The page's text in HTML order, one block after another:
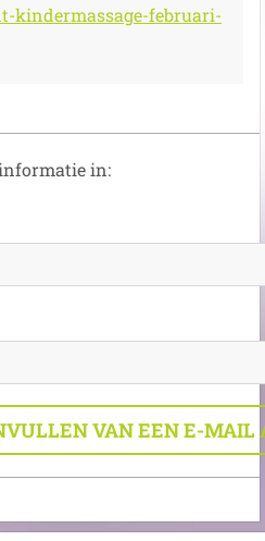
kindermassage-februari-
in: